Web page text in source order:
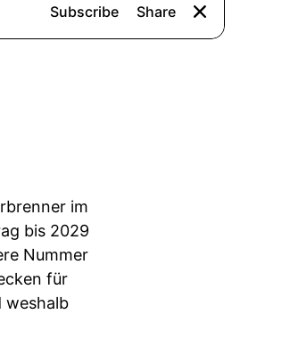
im
bis 2029
Nummer
für
weshalb